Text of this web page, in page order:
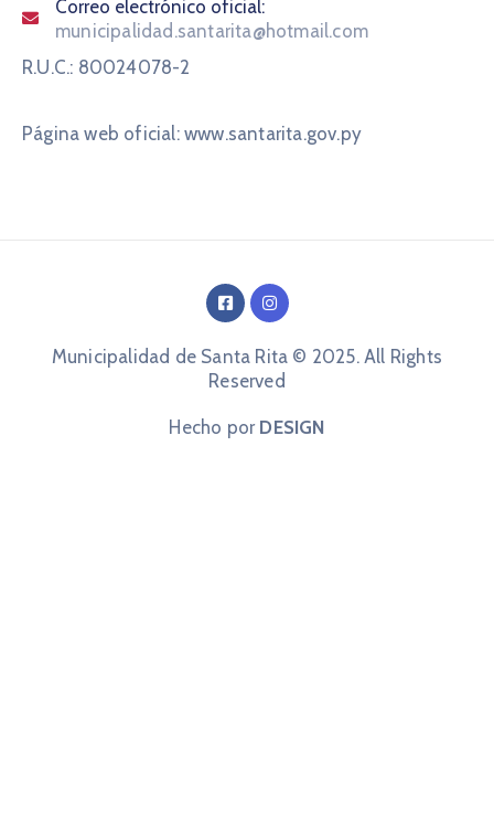
Correo electrónico oficial:
municipalidad.santarita@hotmail.com
R.U.C.: 80024078-2
Página web oficial: www.santarita.gov.py
Municipalidad de Santa Rita © 2025. All Rights
Reserved
Hecho por DESIGN